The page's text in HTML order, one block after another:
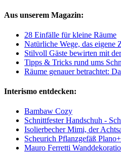
Aus unserem Magazin:
28 Einfälle für kleine Räume
Natürliche Wege, das eigene
Stilvoll Gäste bewirten mit
Tipps & Tricks rund ums
Räume genauer betrachtet:
Interismo entdecken:
Bambaw Cozy
Schnittfester Handschuh -
Isolierbecher Mimi, der
Scheurich Pflanzgefäß
Mauro Ferretti